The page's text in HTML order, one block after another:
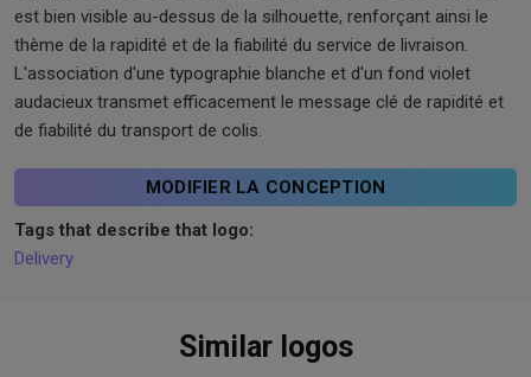
est bien visible au-dessus de la silhouette, renforçant ainsi le
thème de la rapidité et de la fiabilité du service de livraison.
L'association d'une typographie blanche et d'un fond violet
audacieux transmet efficacement le message clé de rapidité et
de fiabilité du transport de colis.
MODIFIER LA CONCEPTION
Tags that describe that logo:
Delivery
Similar logos